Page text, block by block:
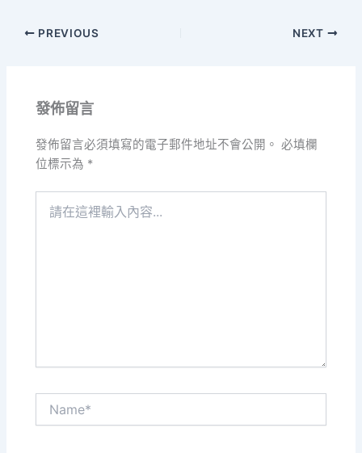
PREVIOUS NEXT
發佈留言
發佈留言必須填寫的電子郵件地址不會公開。 必填欄
位標示為 *